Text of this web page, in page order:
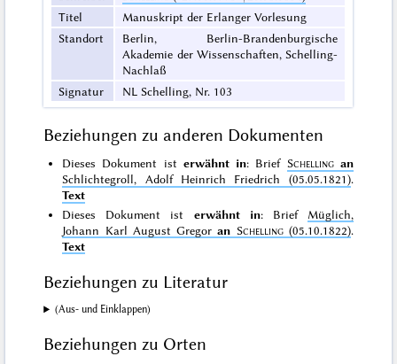
Titel
Manuskript der Erlanger Vorlesung
Standort
Berlin, Berlin-Brandenburgische
Akademie der Wissenschaften, Schelling-
Nachlaß
Signatur
NL Schelling, Nr. 103
Beziehungen zu anderen Dokumenten
Dieses Dokument ist erwähnt in: Brief Schelling an
Schlichtegroll, Adolf Heinrich Friedrich (05.05.1821).
Text
Dieses Dokument ist erwähnt in: Brief Müglich,
Johann Karl August Gregoran Schelling(05.10.1822).
Text
Beziehungen zu Literatur
(Aus- und Einklappen)
Beziehungen zu Orten